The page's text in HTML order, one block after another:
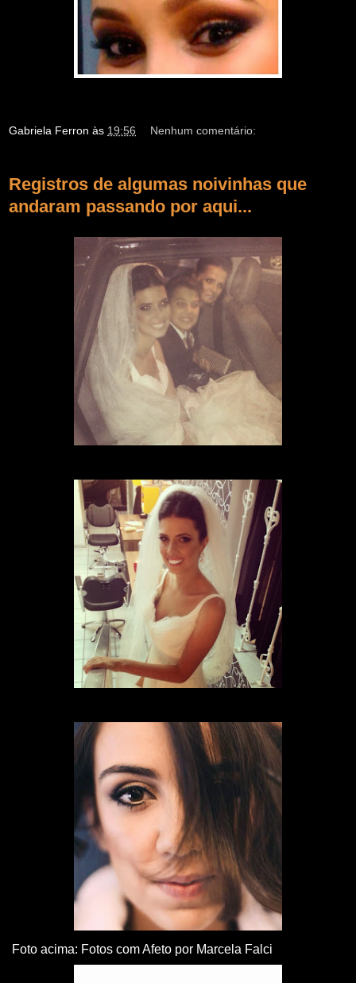
Gabriela Ferron às 19:56 Nenhum comentário:
Registros de algumas noivinhas que
andaram passando por aqui...
Foto acima: Fotos com Afeto por Marcela Falci